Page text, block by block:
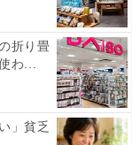
」は、パリのシ
大人女子の休日
かというと、ホ
堂筋に面し、大
とにちなんだと
折り畳
わ...
」貧乏